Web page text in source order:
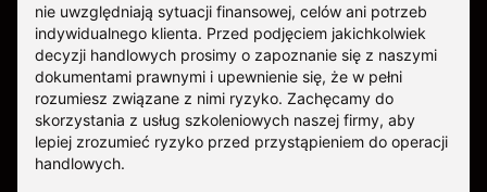
nie uwzględniają sytuacji finansowej, celów ani potrzeb
indywidualnego klienta. Przed podjęciem jakichkolwiek
decyzji handlowych prosimy o zapoznanie się z naszymi
dokumentami prawnymi i upewnienie się, że w pełni
rozumiesz związane z nimi ryzyko. Zachęcamy do
skorzystania z usług szkoleniowych naszej firmy, aby
lepiej zrozumieć ryzyko przed przystąpieniem do operacji
handlowych.